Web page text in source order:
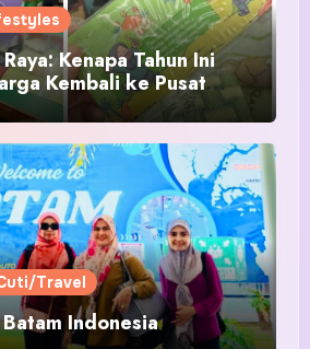
Kenapa Tahun Ini
Kembali ke Pusat
Hari?
Travel
Indonesia